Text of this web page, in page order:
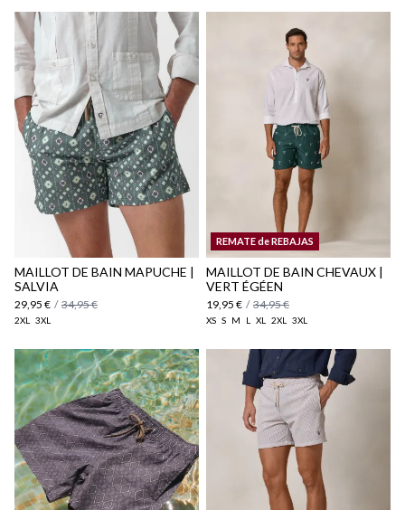
Politique d'expédition ici
ici
MAILLOT DE BAIN MAPUCHE |
SALVIA
29,95 € / 34,95 €
2XL 3XL
REMATE de REBAJAS
MAILLOT DE BAIN CHEVAUX |
VERT ÉGÉEN
19,95 € / 34,95 €
XS S M L XL 2XL 3XL